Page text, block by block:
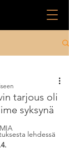
tarjous oli
syksynä
lehdessä